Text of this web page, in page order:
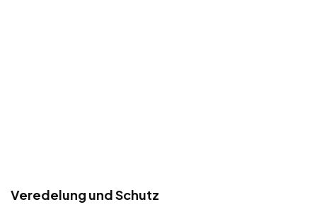
Veredelung und Schutz